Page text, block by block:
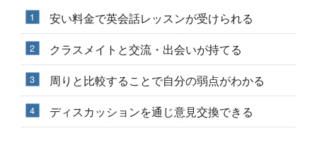
安い料金で英会話レッスンが受けられる
クラスメイトと交流・出会いが持てる
周りと比較することで自分の弱点がわかる
ディスカッションを通じ意見交換できる